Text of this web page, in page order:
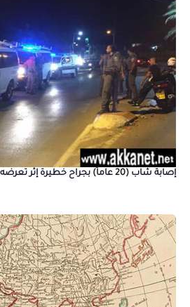
إصابة شاب (20 عاماً) بجراح خطيرة إثر تعرضه لإطلاق نار في عين السهلة